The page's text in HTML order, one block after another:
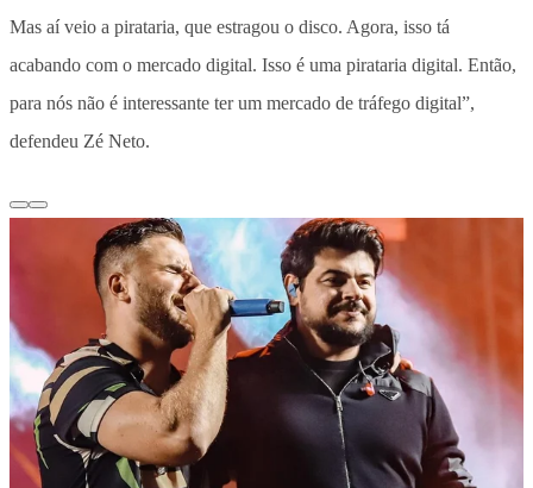
Mas aí veio a pirataria, que estragou o disco. Agora, isso tá
acabando com o mercado digital. Isso é uma pirataria digital. Então,
para nós não é interessante ter um mercado de tráfego digital”,
defendeu Zé Neto.